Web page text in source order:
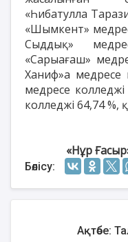
«Һибатулла
«Шымкент»
Сыддық»
«Сарыағаш»
Ханиф»а медресе
медресе
колледжі 64,74
«Нұр
Бөлісу:
Ақтөбе: